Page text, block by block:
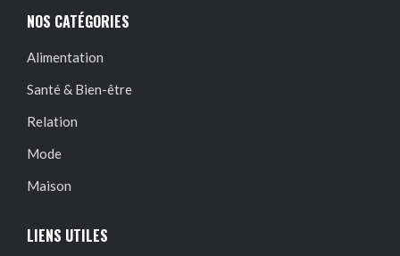
NOS CATÉGORIES
Alimentation
Santé & Bien-être
Relation
Mode
Maison
LIENS UTILES